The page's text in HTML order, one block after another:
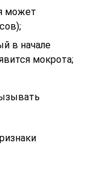
может
в начале
мокрота;